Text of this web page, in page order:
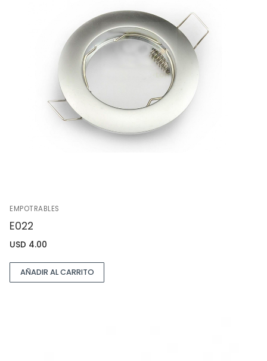
EMPOTRABLES
E022
USD 4.00
AÑADIR AL CARRITO